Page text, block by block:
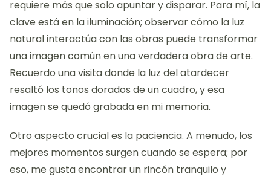
requiere más que solo apuntar y disparar. Para mí, la
clave está en la iluminación; observar cómo la luz
natural interactúa con las obras puede transformar
una imagen común en una verdadera obra de arte.
Recuerdo una visita donde la luz del atardecer
resaltó los tonos dorados de un cuadro, y esa
imagen se quedó grabada en mi memoria.
Otro aspecto crucial es la paciencia. A menudo, los
mejores momentos surgen cuando se espera; por
eso, me gusta encontrar un rincón tranquilo y